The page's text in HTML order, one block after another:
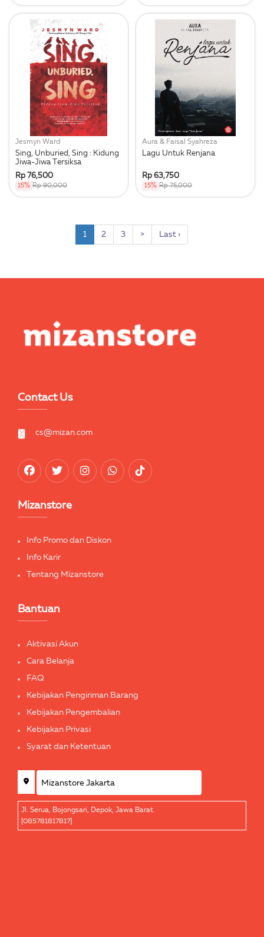
Jesmyn Ward
Sing, Unburied, Sing : Kidung
Jiwa-Jiwa Tersiksa
Rp 76,500
15% Rp 90,000
Aura & Faisal Syahreza
Lagu Untuk Renjana
Rp 63,750
15% Rp 75,000
1 2 3 > Last ›
Contact Us
cs@mizan.com
Mizanstore
Info Promo dan Diskon
Info Karir
Tentang Mizanstore
Bantuan
Aktivasi Akun
Cara Belanja
FAQ
Kebijakan Pengiriman Barang
Kebijakan Pengembalian
Kebijakan Privasi
Syarat dan Ketentuan
Jl. Serua, Bojongsari, Depok, Jawa Barat.
[085781817817]